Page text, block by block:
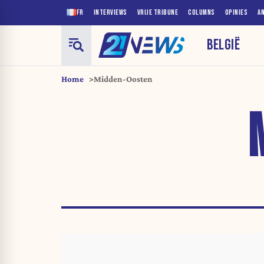
FR INTERVIEWS VRIJE TRIBUNE COLUMNS OPINIES
BELGIË
Home Midden-Oosten